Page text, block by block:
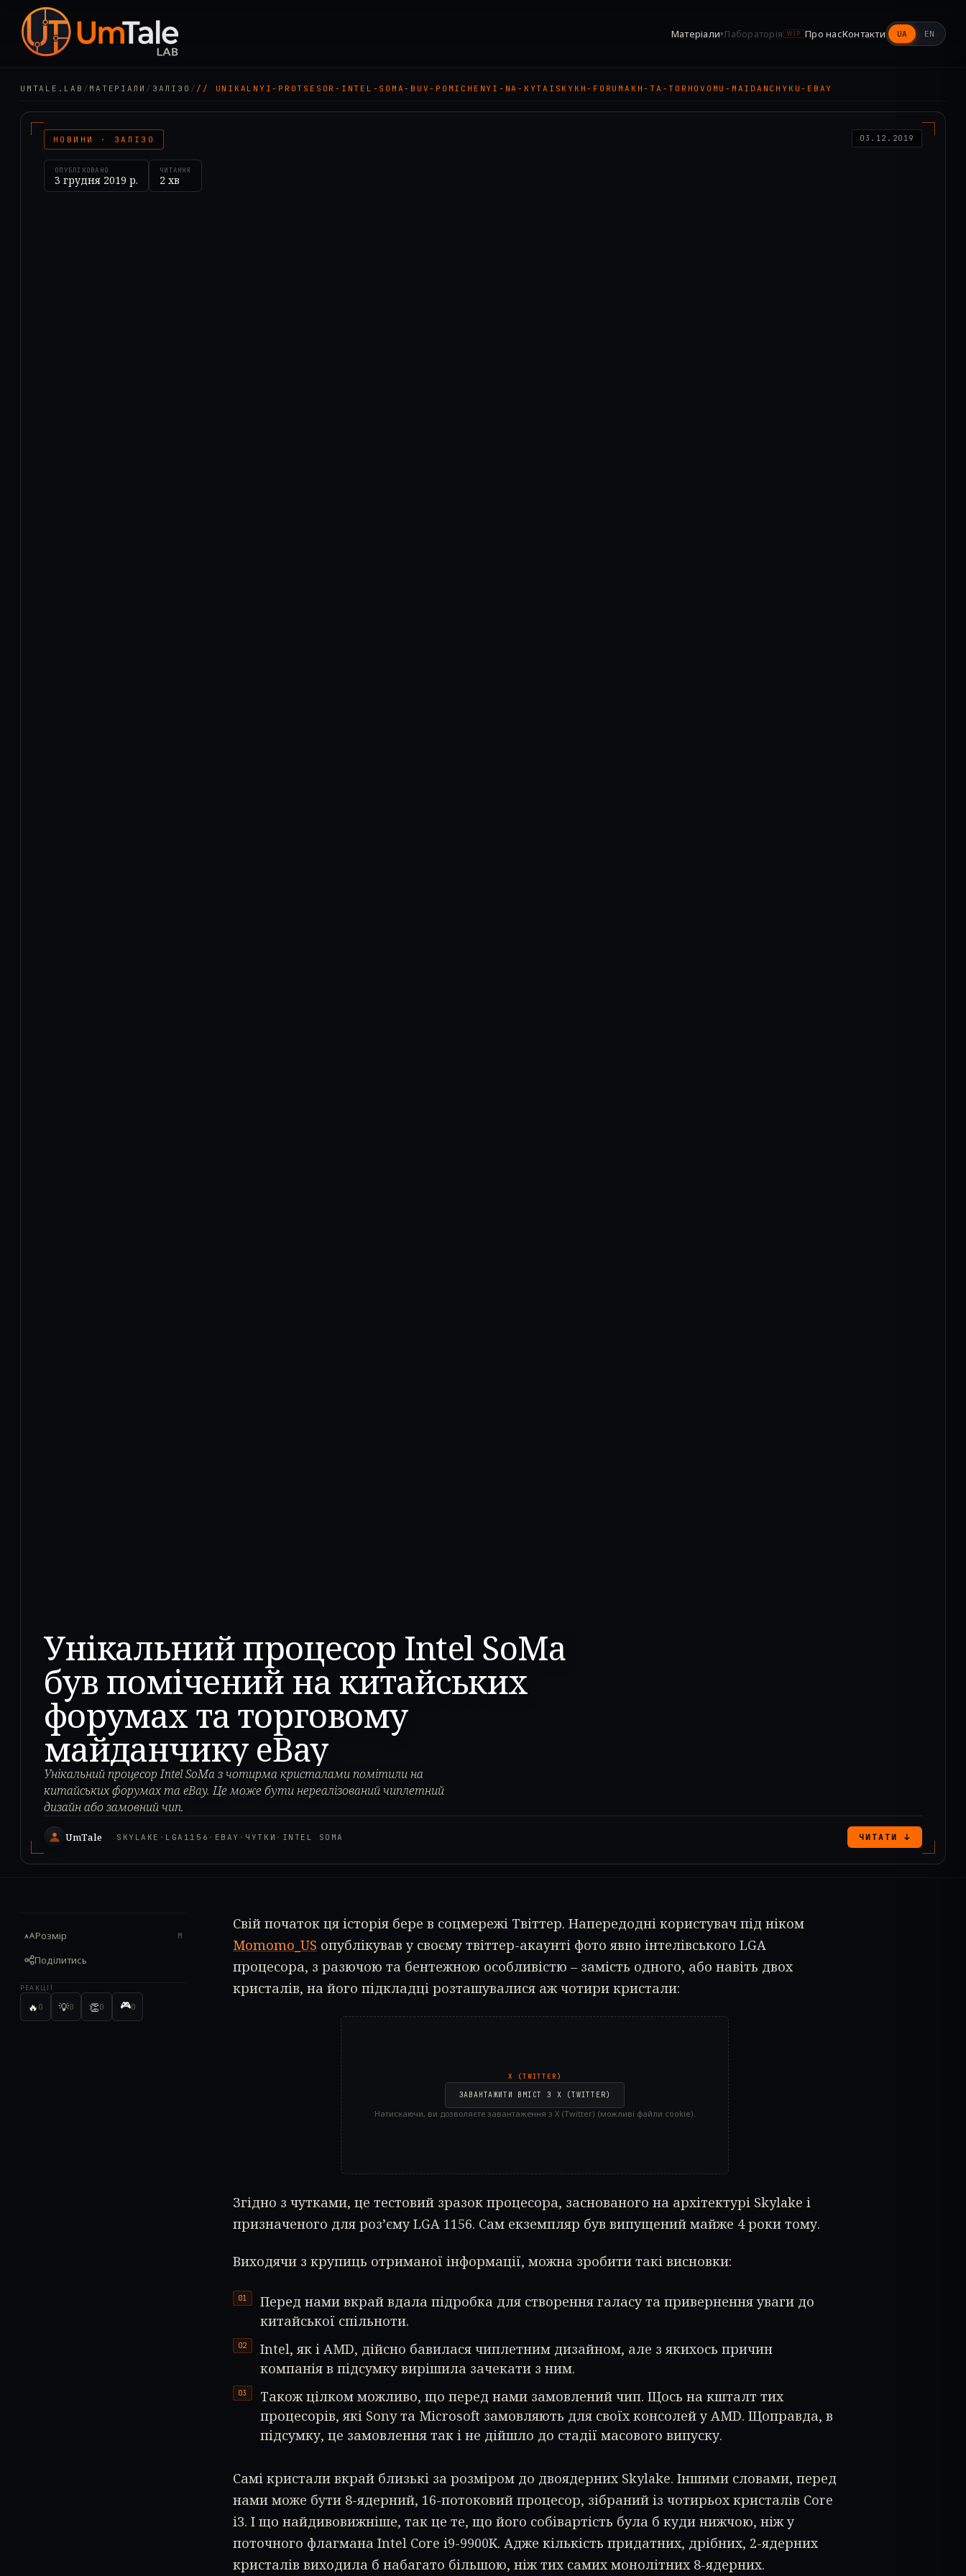
Матеріали▾Лабораторія WIP Про насКонтакти UA EN
UMTALE.LAB / МАТЕРІАЛИ / ЗАЛІЗО / // UNIKALNYI-PROTSESOR-INTEL-SOMA-BUV-POMICHENYI-NA-KYTAISKYKH-FORUMAKH-TA-TORHOVOMU-MAIDANCHYKU-EBAY
НОВИНИ · ЗАЛІЗО 03.12.2019
ОПУБЛІКОВАНО
3 грудня 2019 р.
ЧИТАННЯ
2 хв
Унікальний процесор Intel SoMa
був помічений на китайських
форумах та торговому
майданчику eBay
Унікальний процесор Intel SoMa з чотирма кристалами помітили на
китайських форумах та eBay. Це може бути нереалізований чиплетний
дизайн або замовний чип.
UmTale SKYLAKE · LGA1156 · EBAY · ЧУТКИ · INTEL SOMA ЧИТАТИ ↓
Розмір M
Поділитись
РЕАКЦІЇ
🔥 0 💡0 👏0 🎮0
Свій початок ця історія бере в соцмережі Твіттер. Напередодні користувач під ніком
Momomo_US опублікував у своєму твіттер-акаунті фото явно інтелівського LGA
процесора, з разючою та бентежною особливістю – замість одного, або навіть двох
кристалів, на його підкладці розташувалися аж чотири кристали:
X (TWITTER)
ЗАВАНТАЖИТИ ВМІСТ З X (TWITTER)
Натискаючи, ви дозволяєте завантаження з X (Twitter) (можливі файли cookie).
Згідно з чутками, це тестовий зразок процесора, заснованого на архітектурі Skylake і
призначеного для роз’єму LGA 1156. Сам екземпляр був випущений майже 4 роки тому.
Виходячи з крупиць отриманої інформації, можна зробити такі висновки:
Перед нами вкрай вдала підробка для створення галасу та привернення уваги до
китайської спільноти.
Intel, як і AMD, дійсно бавилася чиплетним дизайном, але з якихось причин
компанія в підсумку вирішила зачекати з ним.
Також цілком можливо, що перед нами замовлений чип. Щось на кшталт тих
процесорів, які Sony та Microsoft замовляють для своїх консолей у AMD. Щоправда, в
підсумку, це замовлення так і не дійшло до стадії масового випуску.
Самі кристали вкрай близькі за розміром до двоядерних Skylake. Іншими словами, перед
нами може бути 8-ядерний, 16-потоковий процесор, зібраний із чотирьох кристалів Core
i3. І що найдивовижніше, так це те, що його собівартість була б куди нижчою, ніж у
поточного флагмана Intel Core i9-9900K. Адже кількість придатних, дрібних, 2-ядерних
кристалів виходила б набагато більшою, ніж тих самих монолітних 8-ядерних.